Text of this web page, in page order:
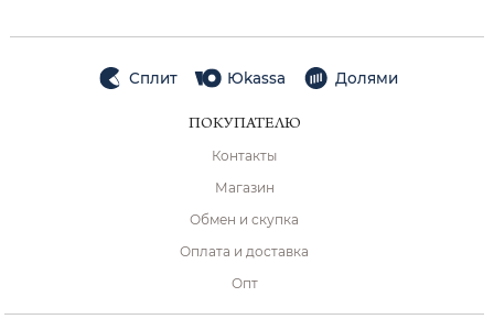
Сплит Юkassa Долями
ПОКУПАТЕЛЮ
Контакты
Магазин
Обмен и скупка
Оплата и доставка
Опт